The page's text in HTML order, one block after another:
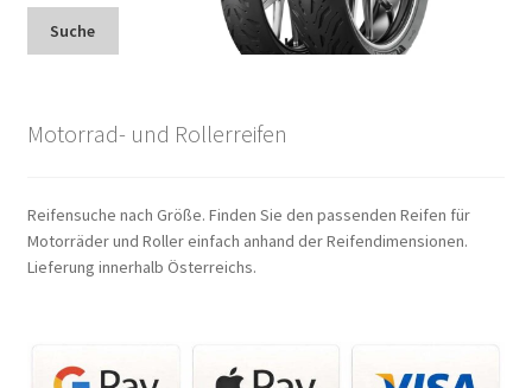
Suche
Motorrad- und Rollerreifen
Reifensuche nach Größe. Finden Sie den passenden Reifen für
Motorräder und Roller einfach anhand der Reifendimensionen.
Lieferung innerhalb Österreichs.